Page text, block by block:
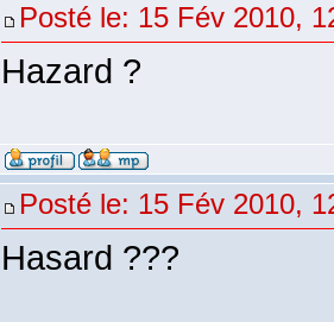
Posté le: 15 Fév 2010,
Hazard ?
Posté le: 15 Fév 2010,
Hasard ???